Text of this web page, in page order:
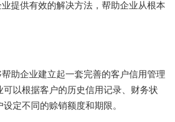
提供有效的解决方法，帮助企业从根本
助企业建立起一套完善的客户信用管理
以根据客户的历史信用记录、财务状
定不同的赊销额度和期限。